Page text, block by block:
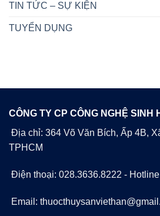
TIN TỨC – SỰ KIỆN
TUYỂN DỤNG
CÔNG TY CP CÔNG NGHỆ SINH
Địa chỉ: 364 Võ Văn Bích, Ấp 4B,
TPHCM
Điện thoại: 028.3636.8222 -
Email: